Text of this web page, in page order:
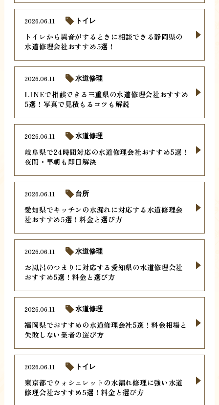
トイレから異音がするときに相談できる静岡県の
水道修理会社おすすめ5選！
2026.06.11 トイレ
LINEで相談できる三重県の水道修理会社おすすめ
5選！写真で見積もるコツも解説
2026.06.11 水道修理
岐阜県で24時間対応の水道修理会社おすすめ5選！
夜間・早朝も即日解決
2026.06.11 水道修理
愛知県でキッチンの水漏れに対応する水道修理会
社おすすめ5選！料金と選び方
2026.06.11 台所
お風呂のつまりに対応する愛知県の水道修理会社
おすすめ5選！料金と選び方
2026.06.11 水道修理
福岡県でおすすめの水道修理会社5選！料金相場と
失敗しない業者の選び方
2026.06.11 水道修理
東京都でウォシュレットの水漏れ修理に強い水道
修理会社おすすめ5選！料金と選び方
2026.06.11 トイレ